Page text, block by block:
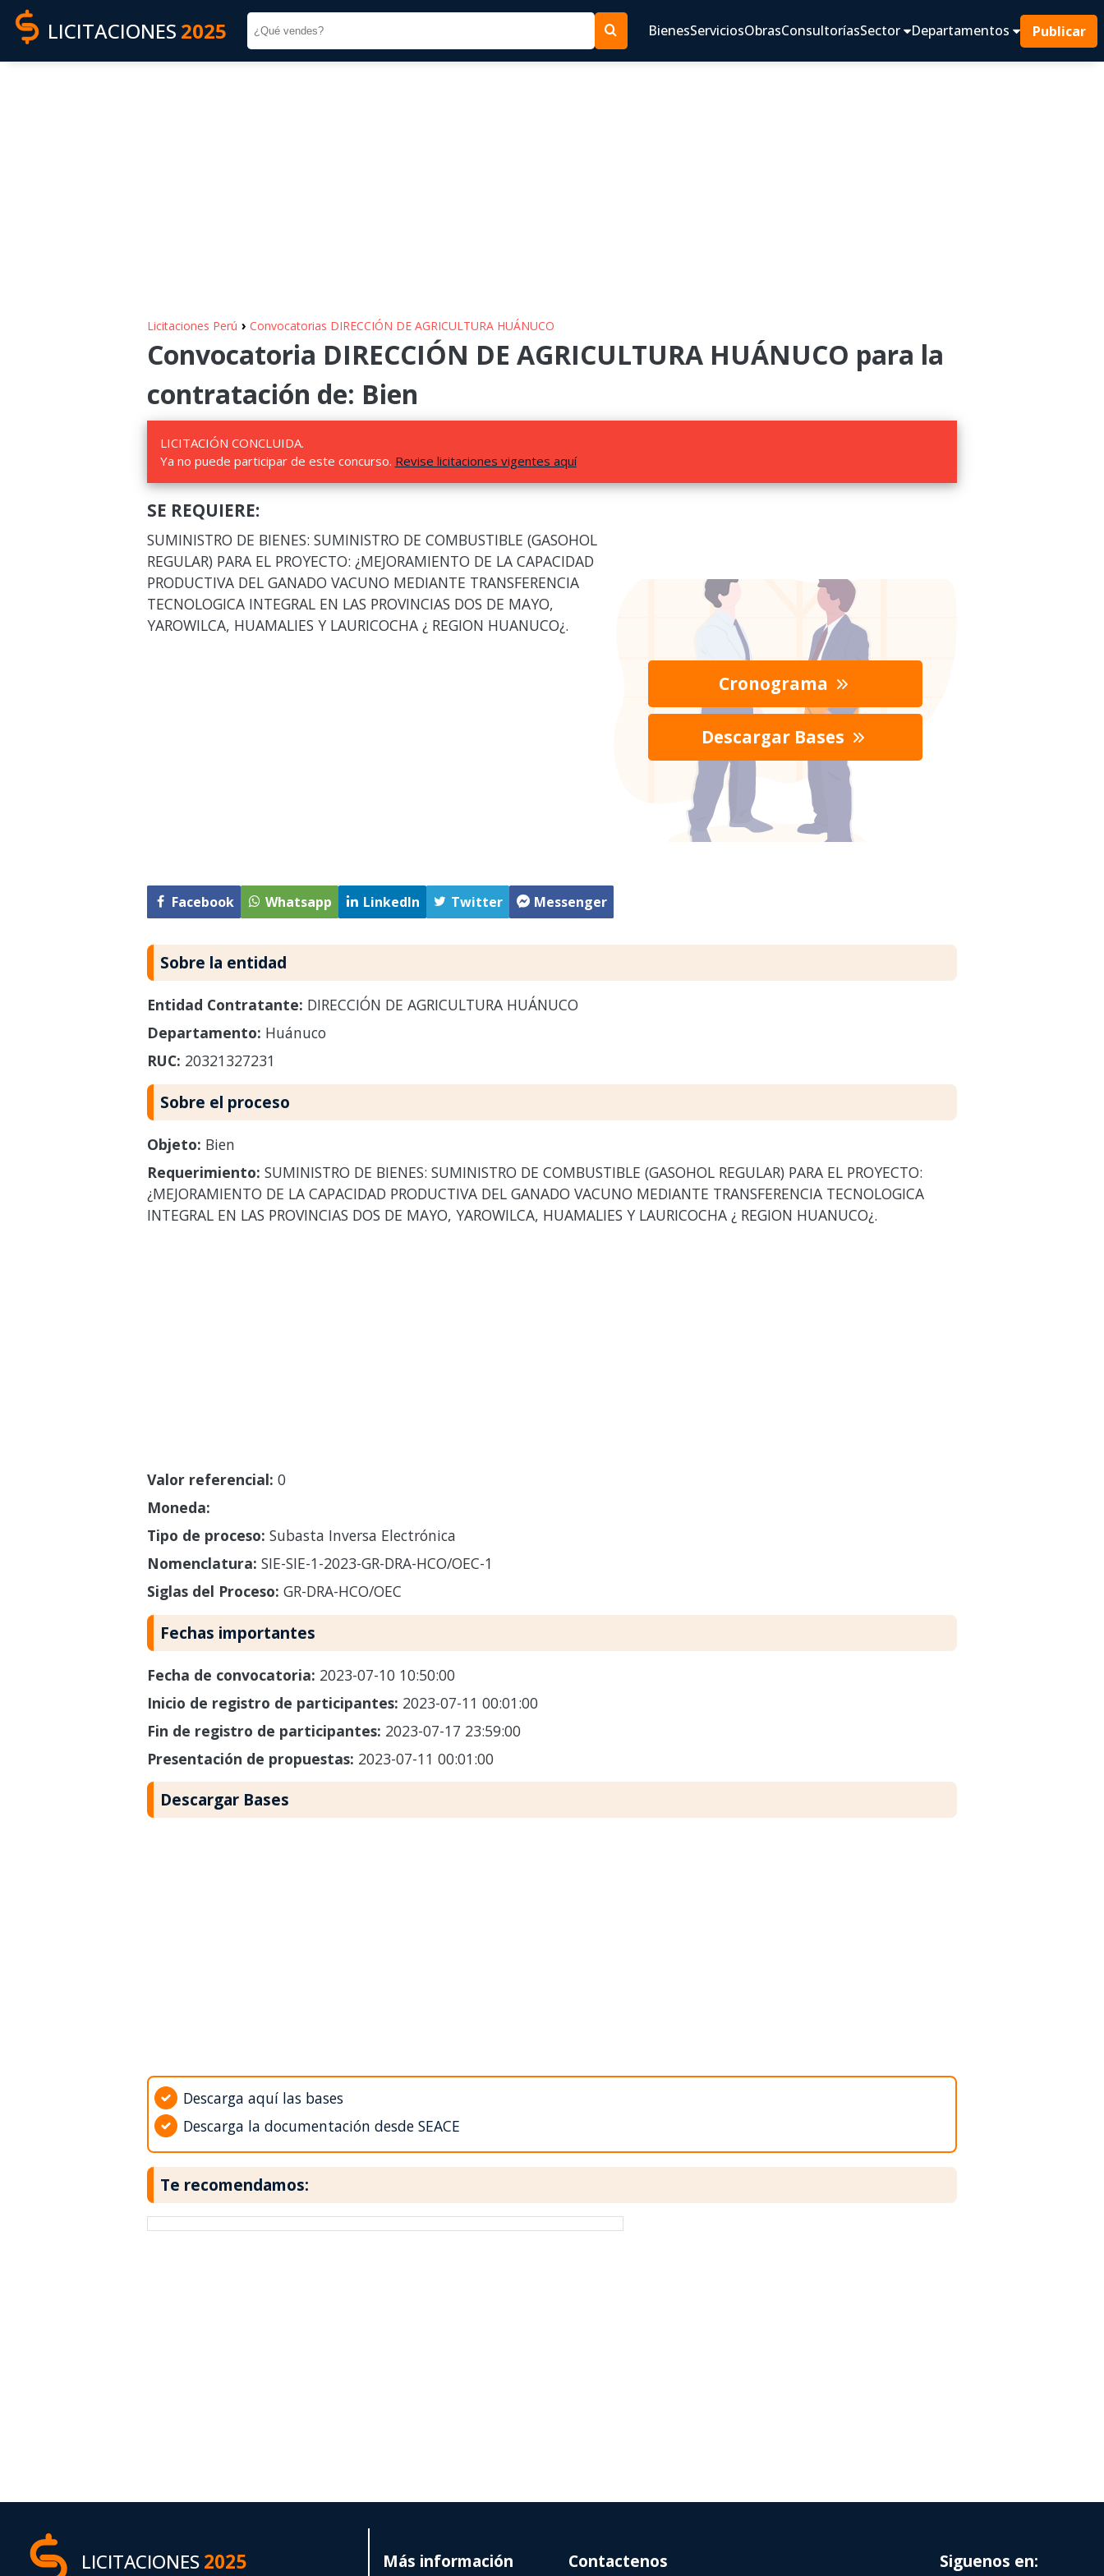
LICITACIONES 2025 BienesServiciosObrasConsultoríasSector Departamentos Publicar
Licitaciones Perú › Convocatorias DIRECCIÓN DE AGRICULTURA HUÁNUCO
Convocatoria DIRECCIÓN DE AGRICULTURA HUÁNUCO para la
contratación de: Bien
LICITACIÓN CONCLUIDA.
Ya no puede participar de este concurso. Revise licitaciones vigentes aquí
SE REQUIERE:
SUMINISTRO DE BIENES: SUMINISTRO DE COMBUSTIBLE (GASOHOL
REGULAR) PARA EL PROYECTO: ¿MEJORAMIENTO DE LA CAPACIDAD
PRODUCTIVA DEL GANADO VACUNO MEDIANTE TRANSFERENCIA
TECNOLOGICA INTEGRAL EN LAS PROVINCIAS DOS DE MAYO,
YAROWILCA, HUAMALIES Y LAURICOCHA ¿ REGION HUANUCO¿.
Facebook Whatsapp LinkedIn Twitter Messenger
Cronograma
Descargar Bases
Sobre la entidad
Entidad Contratante: DIRECCIÓN DE AGRICULTURA HUÁNUCO
Departamento: Huánuco
RUC: 20321327231
Sobre el proceso
Objeto: Bien
Requerimiento: SUMINISTRO DE BIENES: SUMINISTRO DE COMBUSTIBLE (GASOHOL REGULAR) PARA EL PROYECTO:
¿MEJORAMIENTO DE LA CAPACIDAD PRODUCTIVA DEL GANADO VACUNO MEDIANTE TRANSFERENCIA TECNOLOGICA
INTEGRAL EN LAS PROVINCIAS DOS DE MAYO, YAROWILCA, HUAMALIES Y LAURICOCHA ¿ REGION HUANUCO¿.
Valor referencial: 0
Moneda:
Tipo de proceso: Subasta Inversa Electrónica
Nomenclatura: SIE-SIE-1-2023-GR-DRA-HCO/OEC-1
Siglas del Proceso: GR-DRA-HCO/OEC
Fechas importantes
Fecha de convocatoria: 2023-07-10 10:50:00
Inicio de registro de participantes: 2023-07-11 00:01:00
Fin de registro de participantes: 2023-07-17 23:59:00
Presentación de propuestas: 2023-07-11 00:01:00
Descargar Bases
Descarga aquí las bases
Descarga la documentación desde SEACE
Te recomendamos:
LICITACIONES2025 Más información Contactenos Siguenos en: